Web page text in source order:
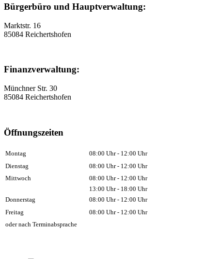
Bürgerbüro und Hauptverwaltung:
Marktstr. 16
85084 Reichertshofen
Finanzverwaltung:
Münchner Str. 30
85084 Reichertshofen
Öffnungszeiten
Montag
08:00 Uhr - 12:00 Uhr
Dienstag
08:00 Uhr - 12:00 Uhr
Mittwoch
08:00 Uhr - 12:00 Uhr
13:00 Uhr - 18:00 Uhr
Donnerstag
08:00 Uhr - 12:00 Uhr
Freitag
08:00 Uhr - 12:00 Uhr
oder nach Terminabsprache